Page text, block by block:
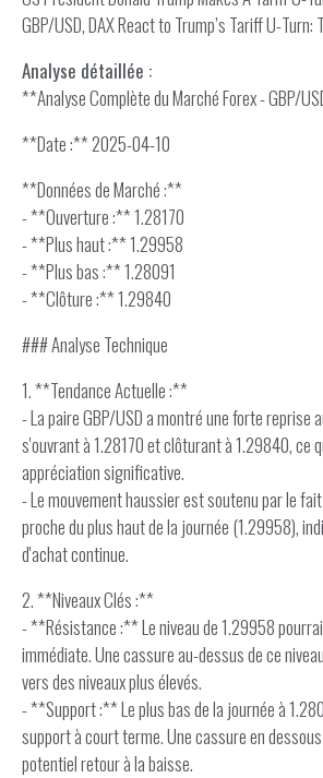
GBP/USD, DAX React to Trump’s Tariff U-
Analyse détaillée :
**Analyse Complète du Marché Forex - GBP/
**Date :** 2025-04-10
**Données de Marché :**
- **Ouverture :** 1.28170
- **Plus haut :** 1.29958
- **Plus bas :** 1.28091
- **Clôture :** 1.29840
### Analyse Technique
1. **Tendance Actuelle :**
- La paire GBP/USD a montré une forte reprise
s'ouvrant à 1.28170 et clôturant à 1.29840, ce
appréciation significative.
- Le mouvement haussier est soutenu par le
proche du plus haut de la journée (1.29958),
d'achat continue.
2. **Niveaux Clés :**
- **Résistance :** Le niveau de 1.29958
immédiate. Une cassure au-dessus de ce
vers des niveaux plus élevés.
- **Support :** Le plus bas de la journée à
support à court terme. Une cassure en
potentiel retour à la baisse.